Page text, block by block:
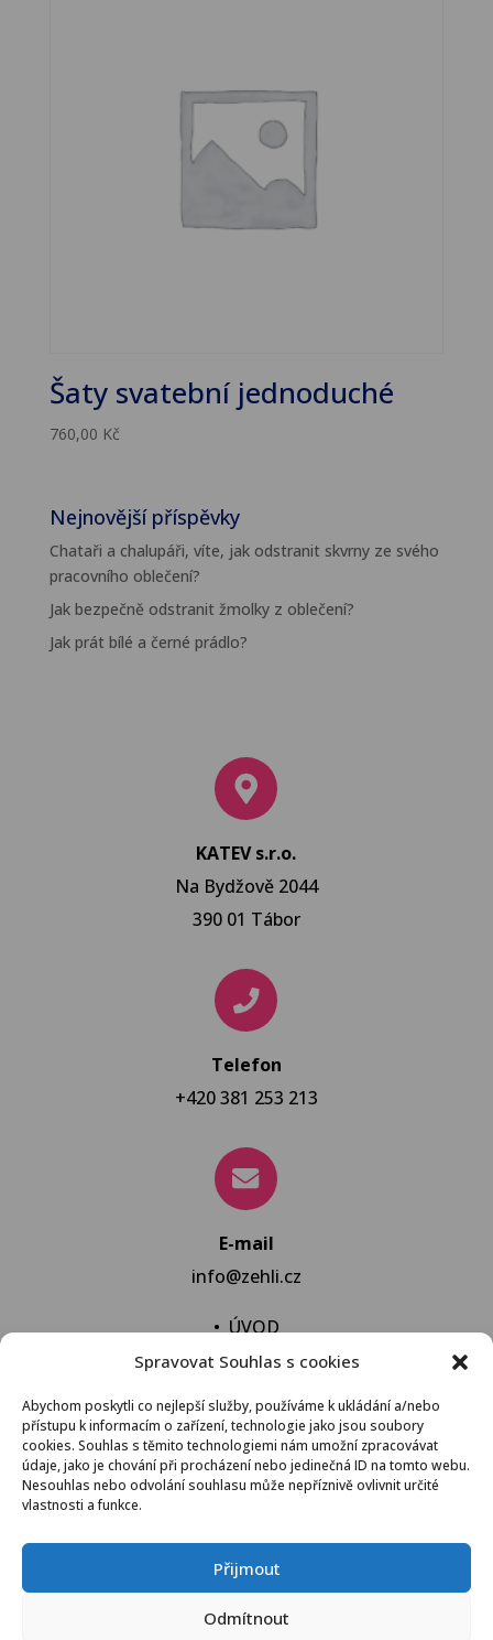
Spravovat Souhlas s cookies
Abychom poskytli co nejlepší služby, používáme k ukládání a/nebo
přístupu k informacím o zařízení, technologie jako jsou soubory
cookies. Souhlas s těmito technologiemi nám umožní zpracovávat
údaje, jako je chování při procházení nebo jedinečná ID na tomto webu.
Nesouhlas nebo odvolání souhlasu může nepříznivě ovlivnit určité
vlastnosti a funkce.
Přijmout
Odmítnout
Šaty svatební jednoduché
760,00 Kč
Nejnovější příspěvky
Chataři a chalupáři, víte, jak odstranit skvrny ze svého
pracovního oblečení?
Jak bezpečně odstranit žmolky z oblečení?
Jak prát bílé a černé prádlo?
KATEV s.r.o.
Na Bydžově 2044
390 01 Tábor
Telefon
+420 381 253 213
E-mail
info@zehli.cz
•ÚVOD
• NOVINKY
•NECHAT VYPRAT
•KONTAKT
VŠEOBECNÉ OBCHODNÍ PODMÍNKY
© 2021 Žehli.cz – Na praní a žehlení je život příliš